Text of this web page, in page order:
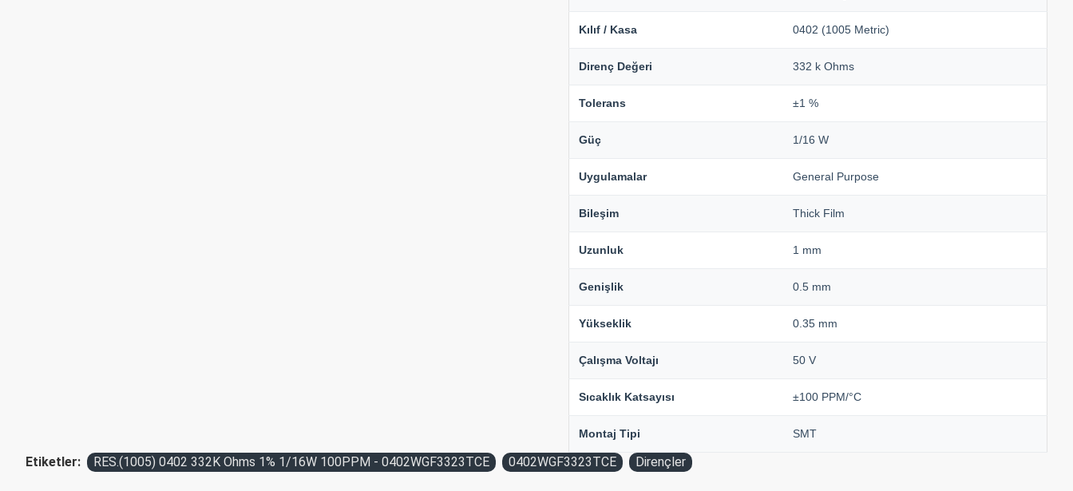
Kılıf / Kasa 0402 (1005 Metric)
Direnç Değeri 332 k Ohms
Tolerans ±1 %
Güç 1/16 W
Uygulamalar General Purpose
Bileşim Thick Film
Uzunluk 1 mm
Genişlik 0.5 mm
Yükseklik 0.35 mm
Çalışma Voltajı 50 V
Sıcaklık Katsayısı ±100 PPM/°C
Montaj Tipi SMT
Etiketler: RES.(1005) 0402 332K Ohms 1% 1/16W 100PPM - 0402WGF3323TCE 0402WGF3323TCE Dirençler